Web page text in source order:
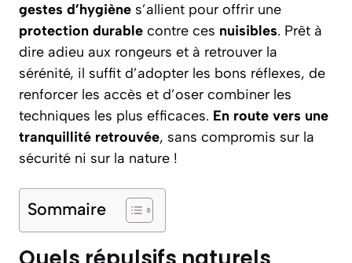
gestes d’hygiène s’allient pour offrir une
protection durable contre ces nuisibles. Prêt à
dire adieu aux rongeurs et à retrouver la
sérénité, il suffit d’adopter les bons réflexes, de
renforcer les accès et d’oser combiner les
techniques les plus efficaces. En route vers une
tranquillité retrouvée, sans compromis sur la
sécurité ni sur la nature !
Sommaire